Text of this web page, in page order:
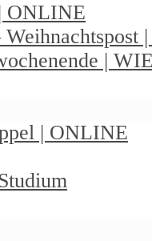
ONLINE
Weihnachtspost
|
| ONLINE